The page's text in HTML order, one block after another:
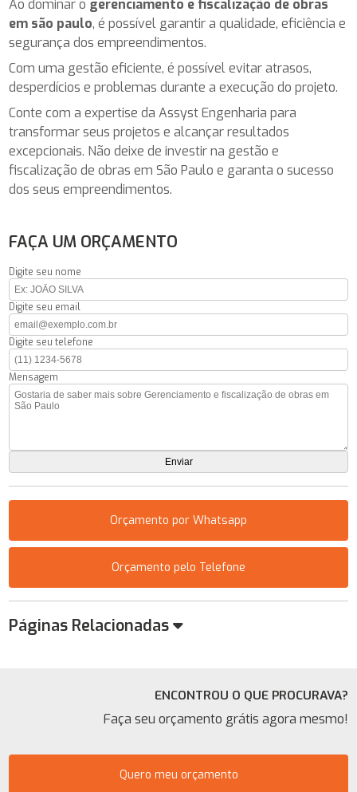
Ao dominar o gerenciamento e fiscalização de obras
em são paulo, é possível garantir a qualidade, eficiência e
segurança dos empreendimentos.
Com uma gestão eficiente, é possível evitar atrasos,
desperdícios e problemas durante a execução do projeto.
Conte com a expertise da Assyst Engenharia para
transformar seus projetos e alcançar resultados
excepcionais. Não deixe de investir na gestão e
fiscalização de obras em São Paulo e garanta o sucesso
dos seus empreendimentos.
FAÇA UM ORÇAMENTO
Digite seu nome
Digite seu email
Digite seu telefone
Mensagem
Orçamento por Whatsapp
Orçamento pelo Telefone
Páginas Relacionadas
ENCONTROU O QUE PROCURAVA?
Faça seu orçamento grátis agora mesmo!
Quero meu orçamento